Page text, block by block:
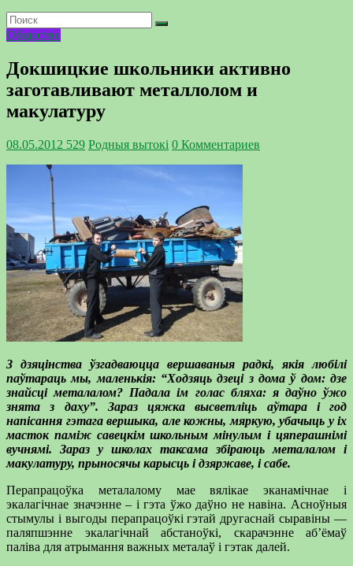
Общество
Докшицкие школьники активно
заготавливают металлолом и
макулатуру
08.05.2012 529 Родныя вытокi 0 Комментариев
З дзяцінства ўзгадваюцца вершаваныя радкі, якія любілі
паўтараць мы, маленькія: “Ходзяць дзеці з дома ў дом: дзе
знайсці металалом? Падала ім голас бляха: я даўно ўжо
знята з даху”. Зараз цяжка высветліць аўтара і год
напісання гэтага вершыка, але кожны, мяркую, убачыць у іх
масток паміж савецкім школьным мінулым і цяперашнімі
вучнямі. Зараз у школах таксама збіраюць металалом і
макулатуру, прыносячы карысць і дзяржаве, і сабе.
Перапрацоўка металалому мае вялікае эканамічнае і
экалагічнае значэнне – і гэта ўжо даўно не навіна. Асноўныя
стымулы і выгоды перапрацоўкі гэтай другаснай сыравіны —
паляпшэнне экалагічнай абстаноўкі, скарачэнне аб’ёмаў
паліва для атрымання важных металаў і гэтак далей.